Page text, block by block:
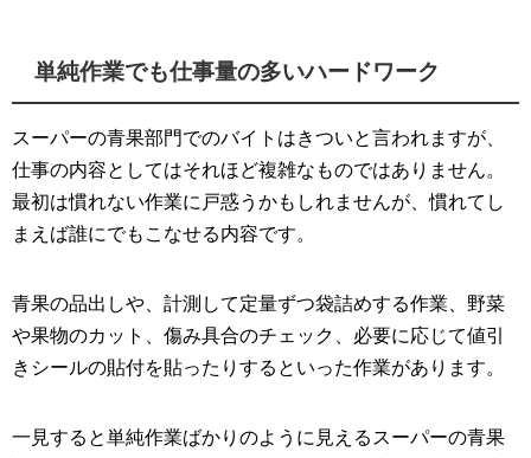
単純作業でも仕事量の多いハードワーク
スーパーの青果部門でのバイトはきついと言われますが、
仕事の内容としてはそれほど複雑なものではありません。
最初は慣れない作業に戸惑うかもしれませんが、慣れてし
まえば誰にでもこなせる内容です。
青果の品出しや、計測して定量ずつ袋詰めする作業、野菜
や果物のカット、傷み具合のチェック、必要に応じて値引
きシールの貼付を貼ったりするといった作業があります。
一見すると単純作業ばかりのように見えるスーパーの青果